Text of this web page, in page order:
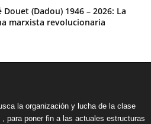
Douet (Dadou) 1946 – 2026: La
marxista revolucionaria
la organización y lucha de la clase
para poner fin a las actuales estructuras